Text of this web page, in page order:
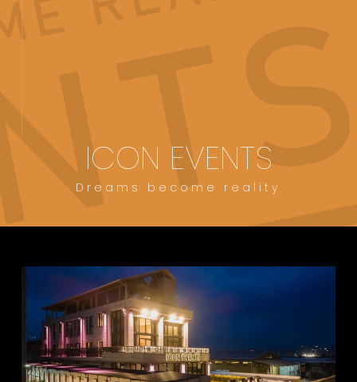
ICON EVENTS
Dreams become reality